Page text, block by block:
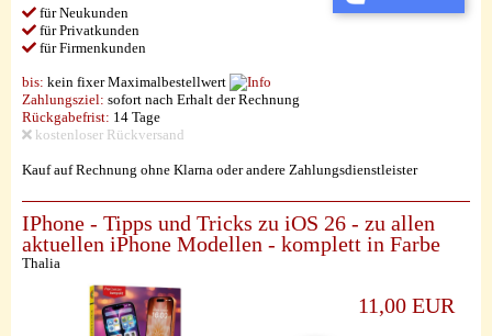
für Neukunden
für Privatkunden
für Firmenkunden
bis: kein fixer Maximalbestellwert
Zahlungsziel: sofort nach Erhalt der Rechnung
Rückgabefrist: 14 Tage
kostenloser Rückversand
Kauf auf Rechnung ohne Klarna oder andere Zahlungsdienstleister
IPhone - Tipps und Tricks zu iOS 26 - zu allen
aktuellen iPhone Modellen - komplett in Farbe
Thalia
11,00 EUR